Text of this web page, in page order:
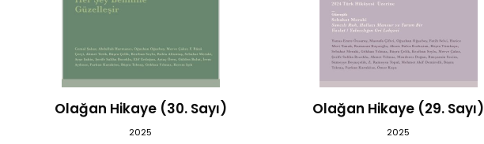
Olağan Hikaye (30. Sayı)
2025
Olağan Hikaye (29. Sayı)
2025